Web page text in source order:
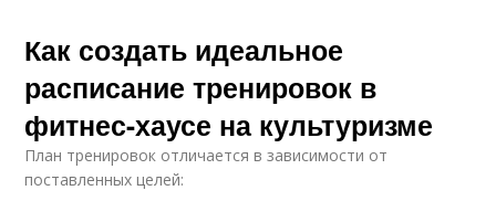
Как создать идеальное
расписание тренировок в
фитнес-хаусе на культуризме
План тренировок отличается в зависимости от
поставленных целей: